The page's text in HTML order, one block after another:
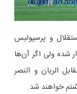
و پرسپولیس
شده ولی اگر آن‌ها
الریان و النصر
خواهند شد.